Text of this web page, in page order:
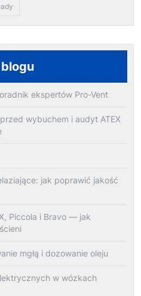
ekspertów Pro-Vent
wybuchem i audyt ATEX
jak poprawić jakość
Piccola i Bravo — jak
mgłą i dozowanie oleju
w wózkach